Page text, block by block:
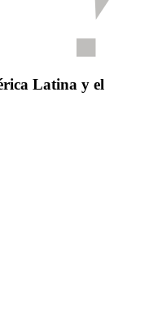
Latina y el